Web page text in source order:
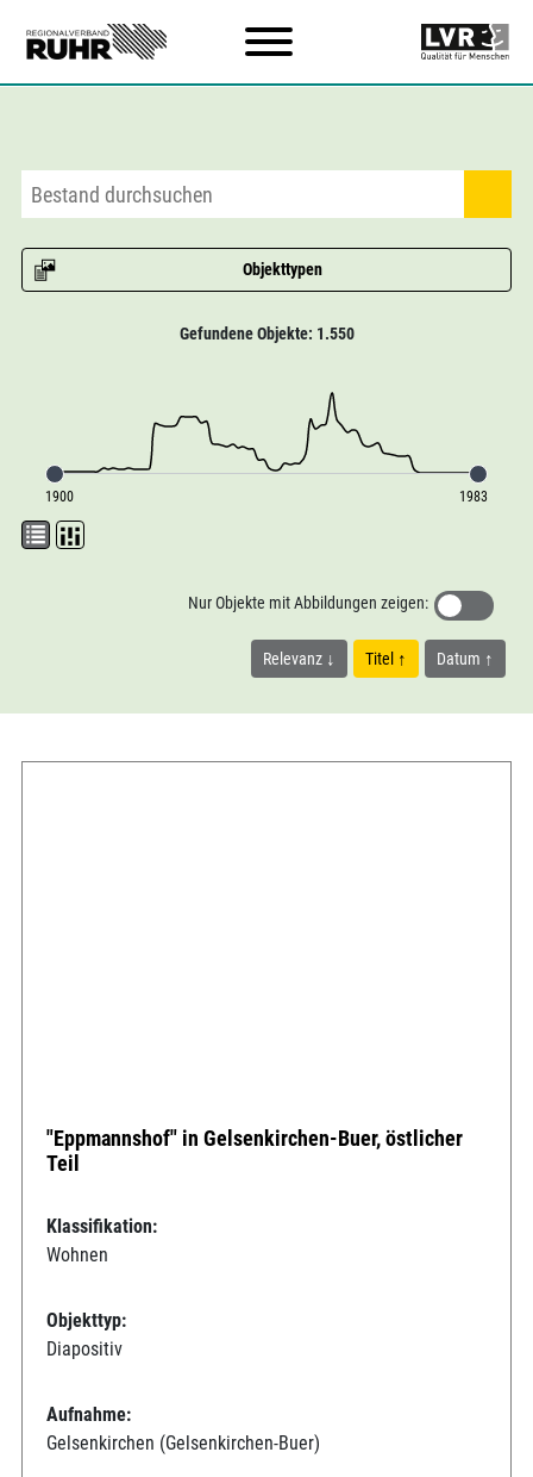
Objekttypen
Gefundene Objekte: 1.550
1900 1983
Relevanz Titel Datum
Nur Objekte mit Abbildungen zeigen:
"Eppmannshof" in Gelsenkirchen-Buer, östlicher
Teil
Klassifikation:
Wohnen
Objekttyp:
Diapositiv
Aufnahme:
Gelsenkirchen (Gelsenkirchen-Buer)